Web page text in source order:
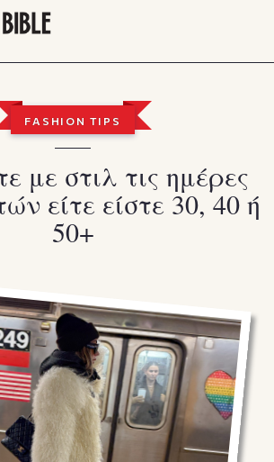
BIBLE
TOWN
FASHION TIPS
με στιλ τις ημέρες
είτε είστε 30, 40 ή
50+